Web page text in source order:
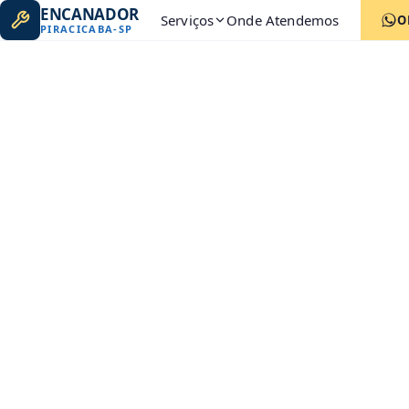
ENCANADOR
PIRACICABA-SP Serviços Onde Atendemos